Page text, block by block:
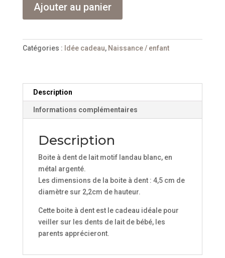
dents
landau
blanc
Ajouter au panier
Catégories : Idée cadeau, Naissance / enfant
Description
Informations complémentaires
Description
Boite à dent de lait motif landau blanc, en
métal argenté.
Les dimensions de la boite à dent : 4,5 cm de
diamètre sur 2,2cm de hauteur.
Cette boite à dent est le cadeau idéale pour
veiller sur les dents de lait de bébé, les
parents apprécieront.